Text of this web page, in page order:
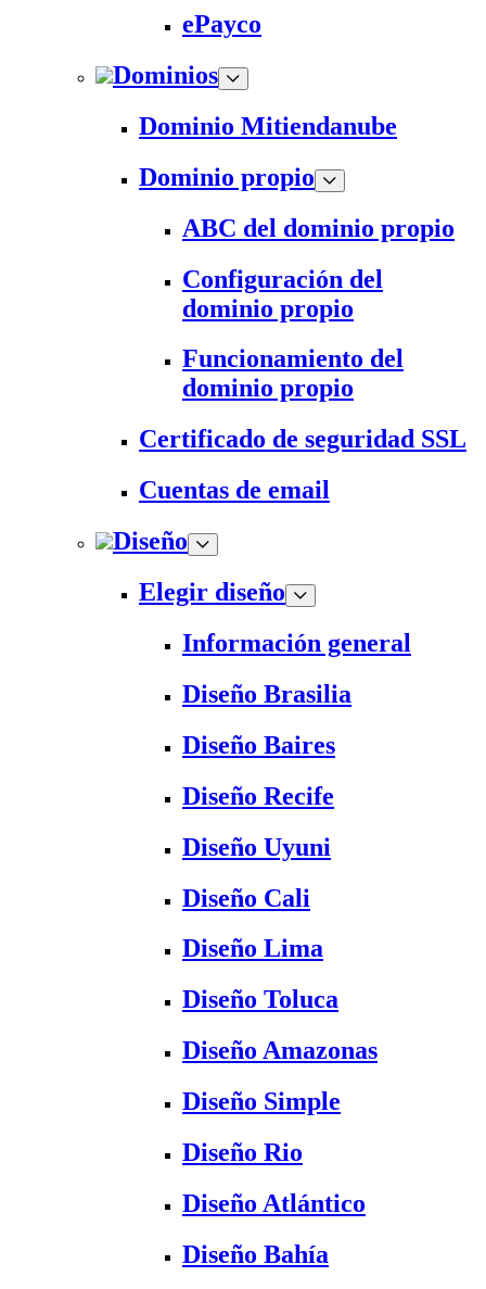
ePayco
Dominios
Dominio Mitiendanube
Dominio propio
ABC del dominio propio
Configuración del
dominio propio
Funcionamiento del
dominio propio
Certificado de seguridad SSL
Cuentas de email
Diseño
Elegir diseño
Información general
Diseño Brasilia
Diseño Baires
Diseño Recife
Diseño Uyuni
Diseño Cali
Diseño Lima
Diseño Toluca
Diseño Amazonas
Diseño Simple
Diseño Rio
Diseño Atlántico
Diseño Bahía